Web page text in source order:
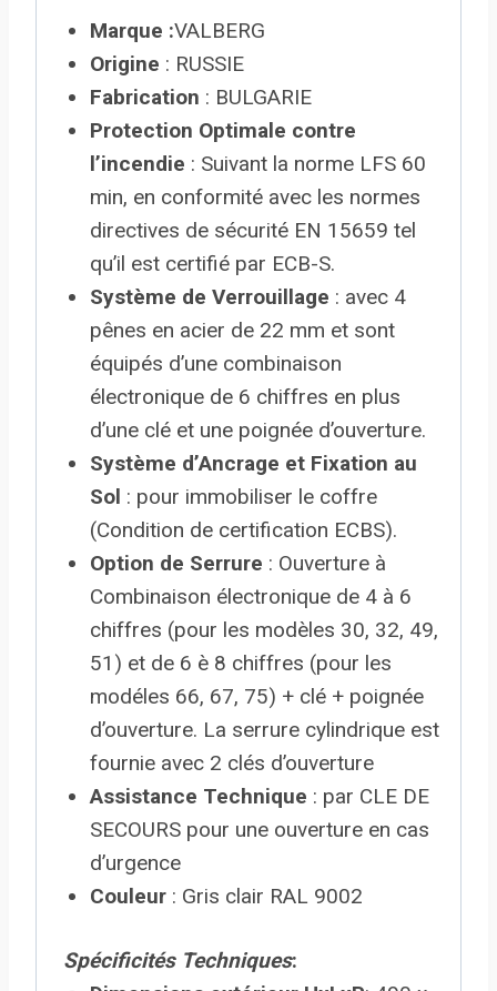
Marque :VALBERG
Origine : RUSSIE
Fabrication : BULGARIE
Protection Optimale contre
l’incendie : Suivant la norme LFS 60
min, en conformité avec les normes
directives de sécurité EN 15659 tel
qu’il est certifié par ECB-S.
Système de Verrouillage : avec 4
pênes en acier de 22 mm et sont
équipés d’une combinaison
électronique de 6 chiffres en plus
d’une clé et une poignée d’ouverture.
Système d’Ancrage et Fixation au
Sol : pour immobiliser le coffre
(Condition de certification ECBS).
Option de Serrure : Ouverture à
Combinaison électronique de 4 à 6
chiffres (pour les modèles 30, 32, 49,
51) et de 6 è 8 chiffres (pour les
modéles 66, 67, 75) + clé + poignée
d’ouverture. La serrure cylindrique est
fournie avec 2 clés d’ouverture
Assistance Technique : par CLE DE
SECOURS pour une ouverture en cas
d’urgence
Couleur: Gris clair RAL 9002
Spécificités Techniques: